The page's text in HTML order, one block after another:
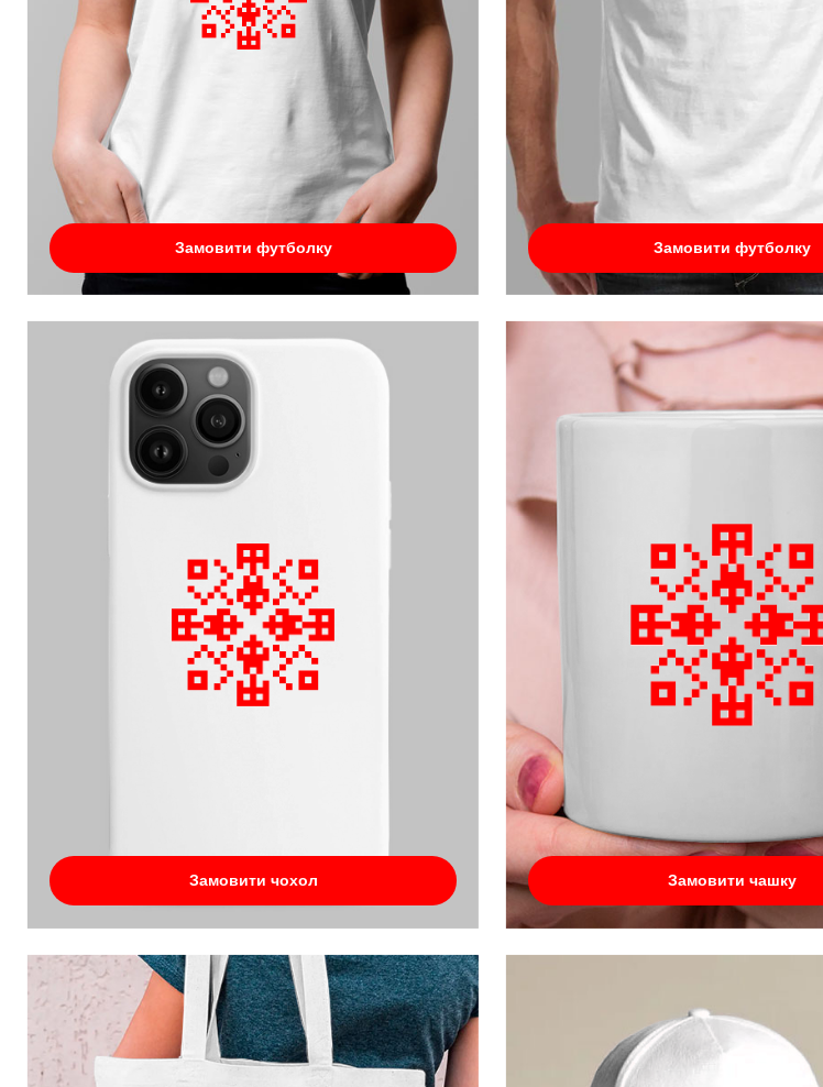
Замовити футболку Замовити футболку
Замовити чохол Замовити чашку